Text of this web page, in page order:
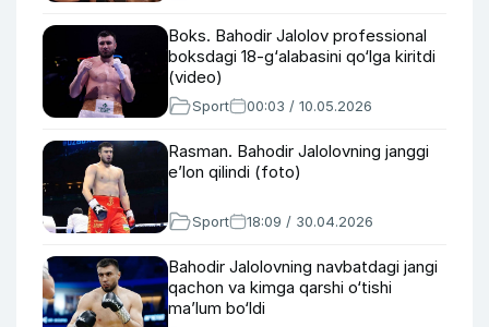
Boks. Bahodir Jalolov professional
boksdagi 18-g‘alabasini qo‘lga kiritdi
(video)
Sport 00:03 / 10.05.2026
Rasman. Bahodir Jalolovning janggi
e’lon qilindi (foto)
Sport 18:09 / 30.04.2026
Bahodir Jalolovning navbatdagi jangi
qachon va kimga qarshi o‘tishi
ma’lum bo‘ldi